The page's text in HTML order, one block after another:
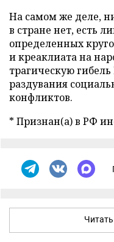
На самом же деле,
в стране нет, есть
определенных
и креаклиата на
трагическую
раздувания
конфликтов.
* Признан(а) в РФ